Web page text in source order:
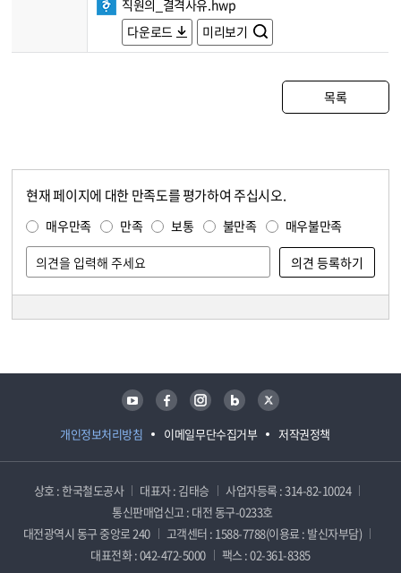
직원의_결격사유.hwp
다운로드
미리보기
목록
현재 페이지에 대한 만족도를 평가하여 주십시오.
매우만족 만족 보통 불만족 매우불만족
개인정보처리방침 이메일무단수집거부 저작권정책
유튜브 페이스북 인스타그램 블로그 트위터
상호 : 한국철도공사 대표자 : 김태승
사업자등록 : 314-82-10024
통신판매업신고 : 대전 동구-0233호
대전광역시 동구 중앙로 240
고객센터 : 1588-7788(이용료 : 발신자부담)
대표전화 : 042-472-5000
팩스 : 02-361-8385